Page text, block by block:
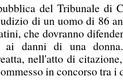
del Tribunale di
di un uomo di 86
che dovranno
ai danni di una
nell'atto di
in concorso tra i